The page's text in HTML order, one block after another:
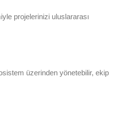
projelerinizi uluslararası
üzerinden yönetebilir, ekip